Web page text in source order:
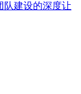
队建设的深度让